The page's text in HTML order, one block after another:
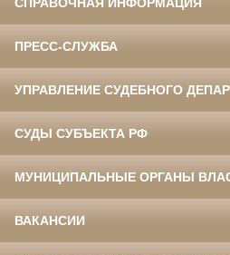
ПРЕСС-СЛУЖБА
УПРАВЛЕНИЕ СУДЕБНОГО
СУДЫ СУБЪЕКТА РФ
МУНИЦИПАЛЬНЫЕ ОРГАНЫ
ВАКАНСИИ